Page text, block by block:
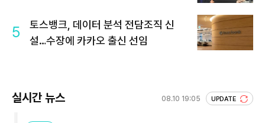
5
토스뱅크, 데이터 분석 전담조직 신
설…수장에 카카오 출신 선임
실시간 뉴스 08.10 19:05 UPDATE